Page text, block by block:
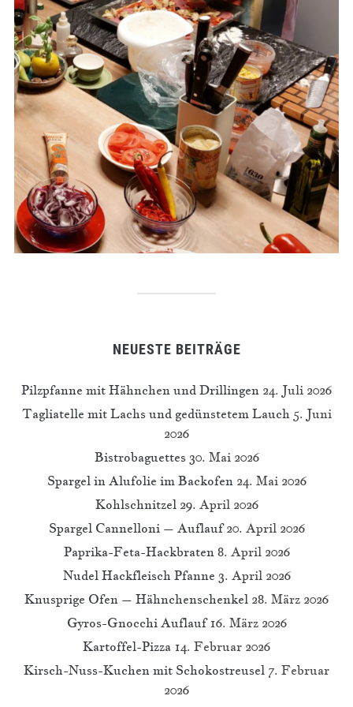
NEUESTE BEITRÄGE
Pilzpfanne mit Hähnchen und Drillingen 24. Juli 2026
Tagliatelle mit Lachs und gedünstetem Lauch 5. Juni
2026
Bistrobaguettes 30. Mai 2026
Spargel in Alufolie im Backofen 24. Mai 2026
Kohlschnitzel 29. April 2026
Spargel Cannelloni – Auflauf 20. April 2026
Paprika-Feta-Hackbraten 8. April 2026
Nudel Hackfleisch Pfanne 3. April 2026
Knusprige Ofen – Hähnchenschenkel 28. März 2026
Gyros-Gnocchi Auflauf 16. März 2026
Kartoffel-Pizza 14. Februar 2026
Kirsch-Nuss-Kuchen mit Schokostreusel 7. Februar
2026